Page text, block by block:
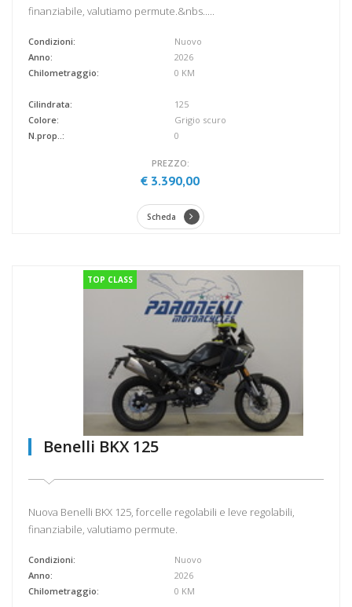
finanziabile, valutiamo permute.&nbs.....
Condizioni:
Anno:
Chilometraggio:
Nuovo
2026
0 KM
Cilindrata:
Colore:
N.prop..:
125
Grigio scuro
0
PREZZO:
€ 3.390,00
Scheda
TOP CLASS
Benelli BKX 125
Nuova Benelli BKX 125, forcelle regolabili e leve regolabili,
finanziabile, valutiamo permute.
Condizioni:
Anno:
Chilometraggio:
Nuovo
2026
0 KM